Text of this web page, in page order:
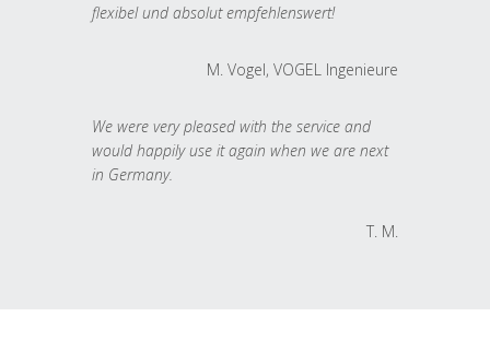
flexibel und absolut empfehlenswert!
M. Vogel, VOGEL Ingenieure
We were very pleased with the service and
would happily use it again when we are next
in Germany.
T. M.